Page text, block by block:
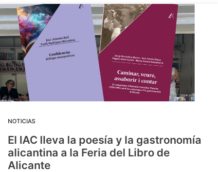
NOTICIAS
El IAC lleva la poesía y la gastronomía
alicantina a la Feria del Libro de
Alicante